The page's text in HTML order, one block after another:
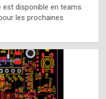
disponible en teams.
les prochaines